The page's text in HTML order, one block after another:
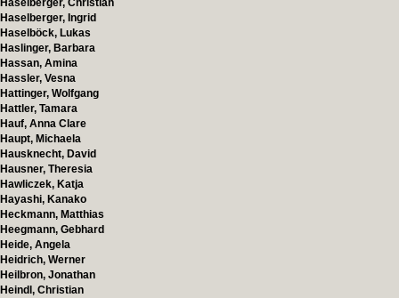
Haselberger, Christian
Haselberger, Ingrid
Haselböck, Lukas
Haslinger, Barbara
Hassan, Amina
Hassler, Vesna
Hattinger, Wolfgang
Hattler, Tamara
Hauf, Anna Clare
Haupt, Michaela
Hausknecht, David
Hausner, Theresia
Hawliczek, Katja
Hayashi, Kanako
Heckmann, Matthias
Heegmann, Gebhard
Heide, Angela
Heidrich, Werner
Heilbron, Jonathan
Heindl, Christian